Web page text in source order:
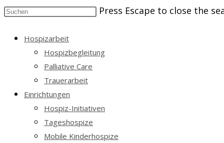
Press Escape to close the
Hospizarbeit
Hospizbegleitung
Palliative Care
Trauerarbeit
Einrichtungen
Hospiz-Initiativen
Tageshospize
Mobile Kinderhospize